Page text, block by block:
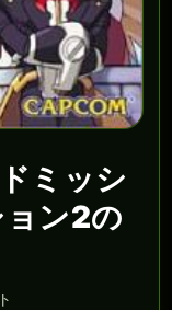
ミッシ
ョン2の